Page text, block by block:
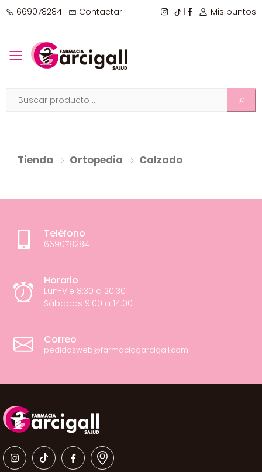
669078284 | Contactar | | | Mis puntos
Toggle mobile menu
Tienda Ortopedia Calzado
Teléfono
669078284
Horario
Lun-Vie 8:30 a 20:30
Sábados 9:00 a 14:00
Correo
pedidosweb@farmaciagarcigall.com